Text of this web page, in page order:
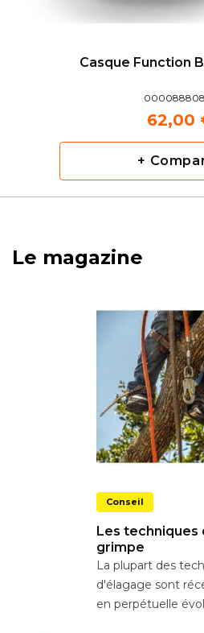
Casque Function
62,00
+
Le magazine
Conseil
Les techniques
grimpe
La plupart des
d'élagage sont
en perpétuelle